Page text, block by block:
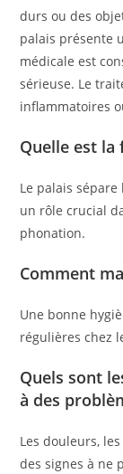
durs ou des
palais présente
médicale est
sérieuse. Le
inflammatoires
Quelle est la
Le palais
un rôle crucial
phonation.
Comment
Une bonne
régulières chez
Quels sont
à des
Les douleurs,
des signes à ne